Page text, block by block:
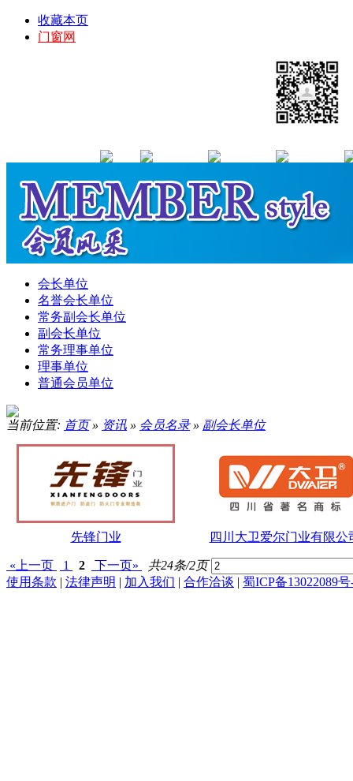
收藏本页
门窗网
会长单位
名誉会长单位
常务副会长单位
副会长单位
常务理事单位
理事单位
普通会员单位
当前位置: 首页» 资讯 » 会员名录» 副会长单位
先锋门业 四川大卫爱尔门业有限公
«上一页 1 2 下一页»
共24条/2页
使用条款 | 法律声明 | 加入我们 | 合作洽谈 | 蜀ICP备13022089号